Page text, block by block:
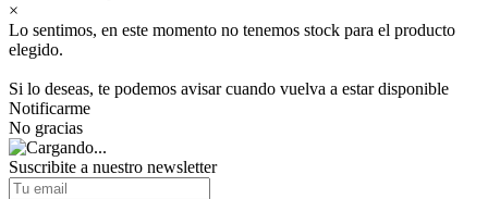
×
Lo sentimos, en este momento no tenemos stock para el producto
elegido.
Si lo deseas, te podemos avisar cuando vuelva a estar disponible
Notificarme
No gracias
Suscribite a nuestro newsletter